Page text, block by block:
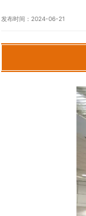
发布时间：2024-06-21